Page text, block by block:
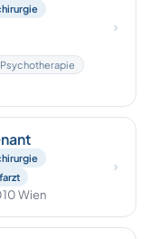
Psychotherapie
Wien